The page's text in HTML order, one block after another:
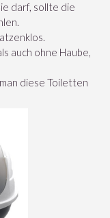
darf, sollte die
auch ohne Haube,
diese Toiletten